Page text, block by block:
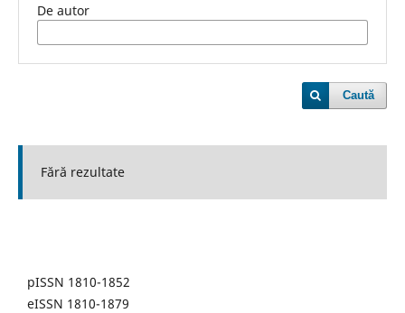
De autor
Caută
Fără rezultate
pISSN 1810-1852
eISSN 1810-1879